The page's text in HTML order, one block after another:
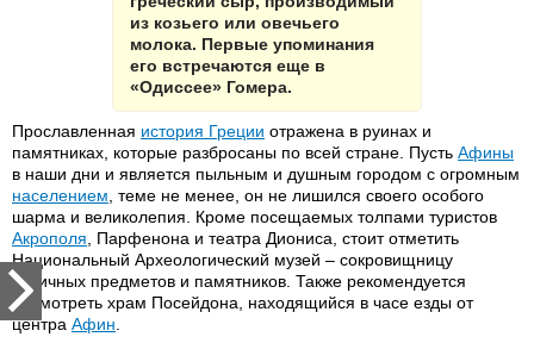
из козьего или овечьего
молока. Первые упоминания
его встречаются еще в
«Одиссее» Гомера.
Прославленная история Греции отражена в руинах и
памятниках, которые разбросаны по всей стране. Пусть Афины
в наши дни и является пыльным и душным городом с огромным
населением , теме не менее, он не лишился своего особого
шарма и великолепия. Кроме посещаемых толпами туристов
Акрополя , Парфенона и театра Диониса, стоит отметить
Национальный Археологический музей – сокровищницу
античных предметов и памятников. Также рекомендуется
посмотреть храм Посейдона, находящийся в часе езды от
центра Афин